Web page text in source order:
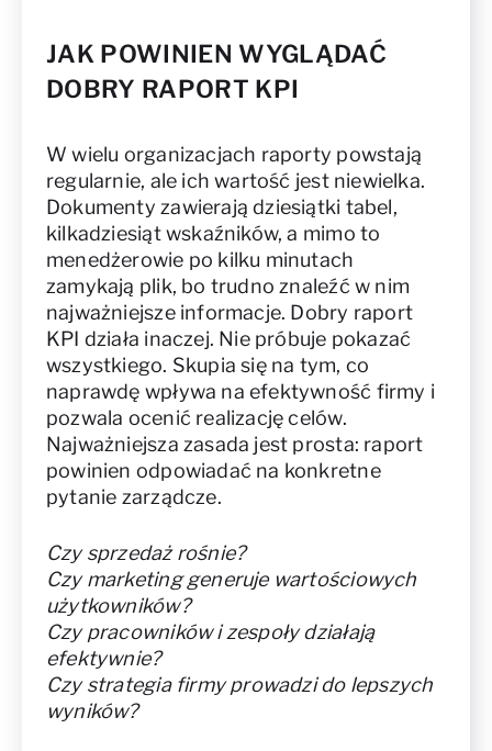
JAK POWINIEN WYGLĄDAĆ
DOBRY RAPORT KPI
W wielu organizacjach raporty powstają
regularnie, ale ich wartość jest niewielka.
Dokumenty zawierają dziesiątki tabel,
kilkadziesiąt wskaźników, a mimo to
menedżerowie po kilku minutach
zamykają plik, bo trudno znaleźć w nim
najważniejsze informacje. Dobry raport
KPI działa inaczej. Nie próbuje pokazać
wszystkiego. Skupia się na tym, co
naprawdę wpływa na efektywność firmy i
pozwala ocenić realizację celów.
Najważniejsza zasada jest prosta: raport
powinien odpowiadać na konkretne
pytanie zarządcze.
Czy sprzedaż rośnie?
Czy marketing generuje wartościowych
użytkowników?
Czy pracowników i zespoły działają
efektywnie?
Czy strategia firmy prowadzi do lepszych
wyników?